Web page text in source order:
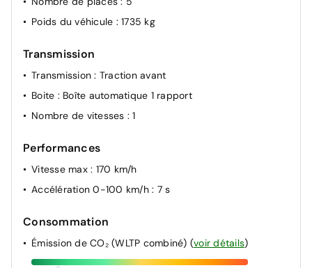
Allumage automatique des projecteurs en fonction de
Poids du véhicule : 1735 kg
Transmission
Transmission: Traction avant
Boite : Boîte automatique 1 rapport
Nombre de vitesses : 1
Performances
Vitesse max : 170 km/h
Accélération 0-100 km/h : 7 s
Consommation
Émission de CO₂ (WLTP combiné) (voir détails)